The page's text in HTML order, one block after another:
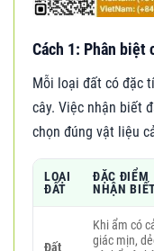
Cách 1: Phân biệt
Mỗi loại đất có đặc
cây. Việc nhận biết
chọn đúng vật liệu
LOẠI
ĐẤT
ĐẶC ĐIỂM
NHẬN
Đất
Khi ẩm có
giác mịn,